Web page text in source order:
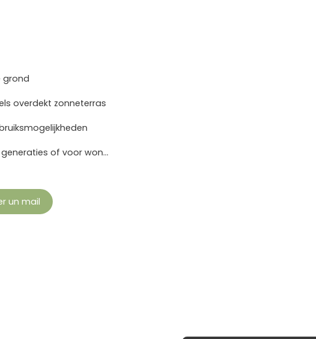
grond
overdekt zonneterras
Ideaal als gezinswoning, woning voor meerdere generaties of voor wonen met zelfstandige gastenverblijven
un mail